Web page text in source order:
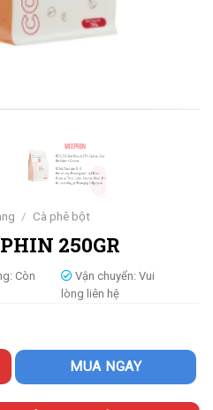
/ Cà phê bột
250GR
Còn
Vận chuyển: Vui
lòng liên hệ
MUA NGAY